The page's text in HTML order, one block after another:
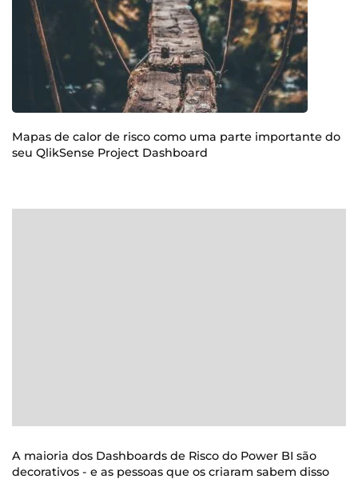
Mapas de calor de risco como uma parte importante do
seu QlikSense Project Dashboard
A maioria dos Dashboards de Risco do Power BI são
decorativos - e as pessoas que os criaram sabem disso